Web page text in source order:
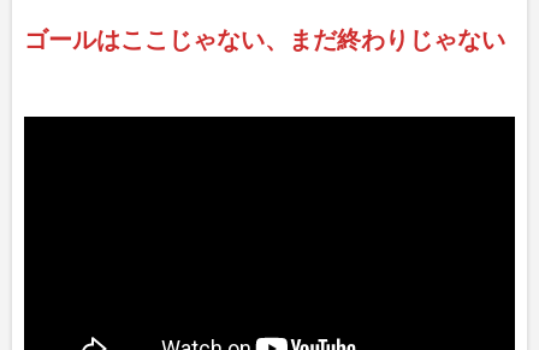
ゴールはここじゃない、まだ終わりじゃない